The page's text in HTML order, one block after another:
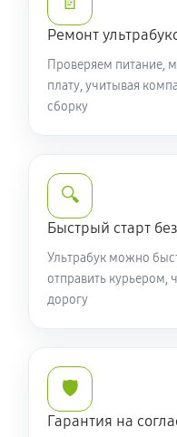
1360 руб
Ремонт SD/DVD-Rom
4720
Ремонт
Проверяем питание,
плату, учитывая
сборку
🔍
Быстрый старт
Ультрабук можно
отправить курьером,
дорогу
🛡️
Гарантия на